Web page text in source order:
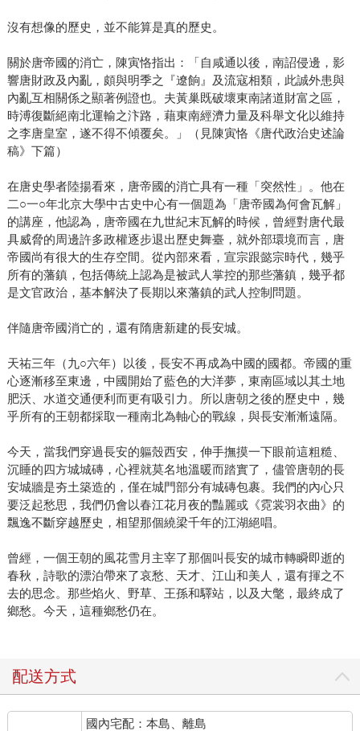
沒有想像的歷史，並不能算是真的歷史。
關於唐帝國的消亡，陳寅恪指出：「自咸通以後，南詔侵邊，影
響唐財政及內亂，頗與明季之『遼餉』及流寇相類，此誠外患與
內亂互相關係之顯著例證也。夫黃巢既破壞東南諸道財富之區，
時溥復斷絕南北運輸之汴路，藉東南經濟力量及科舉文化以維持
之李唐皇室，遂不得不傾覆矣。」（見陳寅恪《唐代政治史述論
稿》下篇）
在唐史學者陸揚看來，唐帝國的消亡具有一種「突然性」。他在
二○一○年北京大學中古史中心有一個題為「唐帝國為何會瓦解」
的講座，他認為，唐帝國在九世紀末瓦解的時候，曾經對唐代最
具威脅的周邊許多政權逐步退出歷史舞臺，就外部環境而言，唐
帝國尚有很大的生存空間。從內部來看，宣宗跟懿宗時代，幾乎
所有的藩鎮，包括傳統上認為是被武人掌控的那些藩鎮，幾乎都
是文官政治，基本解決了長期以來藩鎮的武人控制問題。
伴隨唐帝國消亡的，還有隋唐新建的長安城。
天祐三年（九○六年）以後，長安不再成為中國的國都。帝國的重
心逐漸移至東邊，中國開始了藍色的大洋夢，東南區域以其土地
肥沃、水道交通便利而更有吸引力。所以唐朝之後的歷史中，幾
乎所有的王朝都採取一種南北為軸心的戰線，與長安漸漸遠隔。
今天，當我們穿過長安的軀殼西安，伸手撫摸一下眼前這粗糙、
沉睡的四方城城磚，心裡就莫名地溫暖而踏實了，儘管唐朝的長
安城牆是夯土築造的，僅在城門部分有城磚包裹。我們的內心只
要泛起愁思，我們仍會以春江花月夜的豔麗或《霓裳羽衣曲》的
飄逸不斷穿越歷史，相望那個繞梁千年的江湖絕唱。
曾經，一個王朝的風花雪月主宰了那個叫長安的城市轉瞬即逝的
春秋，詩歌的漂泊帶來了哀愁、天才、江山和美人，還有揮之不
去的思念。那些焰火、野草、王孫和驛站，以及大氅，最終成了
鄉愁。今天，這種鄉愁仍在。
配送方式
國內宅配：本島、離島